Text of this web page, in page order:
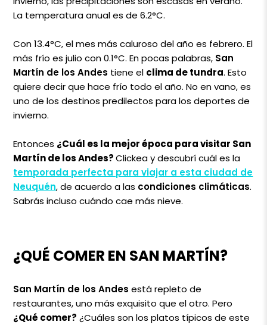
La temperatura anual es de 6.2°C.
Con 13.4°C, el mes más caluroso del año es febrero. El
más frío es julio con 0.1°C. En pocas palabras, San
Martín de los Andes tiene el clima de tundra. Esto
quiere decir que hace frío todo el año. No en vano, es
uno de los destinos predilectos para los deportes de
invierno.
Entonces ¿Cuál es la mejor época para visitar San
Martín de los Andes?Clickea y descubrí cuál es la
temporada perfecta para viajar a esta ciudad de
Neuquén, de acuerdo a las condiciones climáticas.
Sabrás incluso cuándo cae más nieve.
¿QUÉ COMER EN SAN MARTÍN?
San Martín de los Andes está repleto de
restaurantes, uno más exquisito que el otro. Pero
¿Qué comer? ¿Cuáles son los platos típicos de este